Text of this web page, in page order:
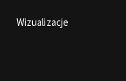
Wizualizacje